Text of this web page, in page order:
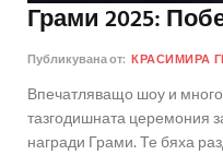
Грами 2025:
Публикувана от: КРАСИМИРА
Впечатляващо шоу и
тазгодишната церемония
награди Грами. Те бяха